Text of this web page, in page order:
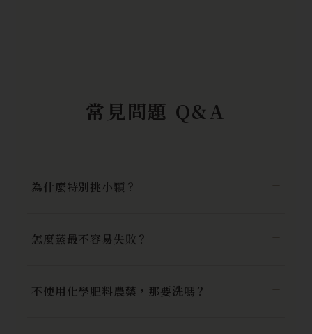
常見問題 Q&A
為什麼特別挑小顆？
怎麼蒸最不容易失敗？
不使用化學肥料農藥，那要洗嗎？